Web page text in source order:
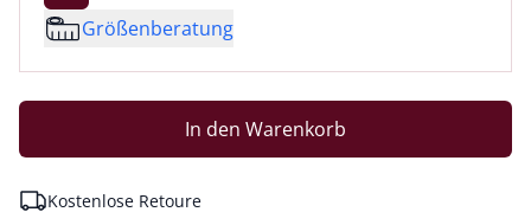
Größenberatung
In den Warenkorb
Kostenlose Retoure